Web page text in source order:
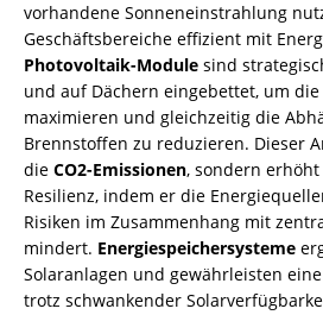
vorhandene Sonneneinstrahlung
Geschäftsbereiche effizient mit
Photovoltaik-Module sind
und auf Dächern eingebettet, um
maximieren und gleichzeitig die
Brennstoffen zu reduzieren. Dieser
die CO2-Emissionen, sondern
Resilienz, indem er die
Risiken im Zusammenhang mit
mindert. Energiespeichersysteme
Solaranlagen und gewährleisten
trotz schwankender